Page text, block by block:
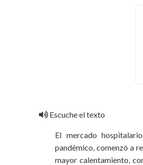
Escuche el texto
El mercado
pandémico, comenzó a
mayor calentamiento,